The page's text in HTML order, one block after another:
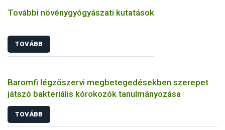
További növénygyógyászati kutatások
TOVÁBB
Baromfi légzőszervi megbetegedésekben szerepet
játszó bakteriális kórokozók tanulmányozása
TOVÁBB